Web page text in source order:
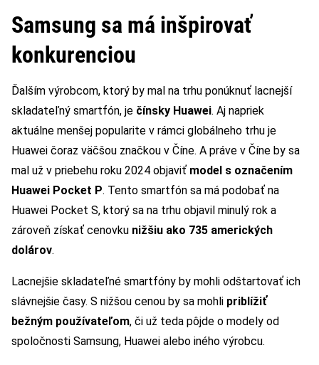
Samsung sa má inšpirovať
konkurenciou
Ďalším výrobcom, ktorý by mal na trhu ponúknuť lacnejší
skladateľný smartfón, je čínsky Huawei. Aj napriek
aktuálne menšej popularite v rámci globálneho trhu je
Huawei čoraz väčšou značkou v Číne. A práve v Číne by sa
mal už v priebehu roku 2024 objaviť model s označením
Huawei Pocket P. Tento smartfón sa má podobať na
Huawei Pocket S, ktorý sa na trhu objavil minulý rok a
zároveň získať cenovku nižšiu ako 735 amerických
dolárov.
Lacnejšie skladateľné smartfóny by mohli odštartovať ich
slávnejšie časy. S nižšou cenou by sa mohli priblížiť
bežným používateľom, či už teda pôjde o modely od
spoločnosti Samsung, Huawei alebo iného výrobcu.